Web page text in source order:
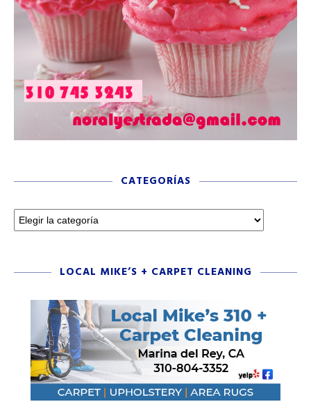
CATEGORÍAS
LOCAL MIKE’S + CARPET CLEANING